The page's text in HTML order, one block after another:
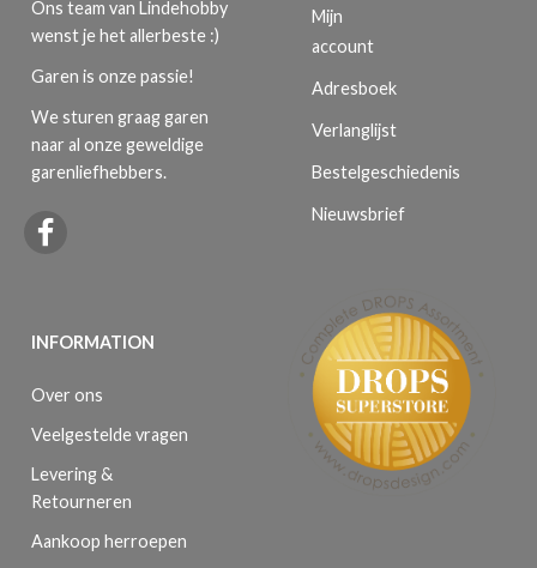
Ons team van Lindehobby
wenst je het allerbeste :)
Garen is onze passie!
We sturen graag garen
naar al onze geweldige
garenliefhebbers.
INFORMATION
Over ons
Veelgestelde vragen
Levering &
Retourneren
Aankoop herroepen
Mijn
account
Adresboek
Verlanglijst
Bestelgeschiedenis
Nieuwsbrief